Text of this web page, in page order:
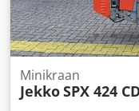
Minikraan
JekkoSPX 424